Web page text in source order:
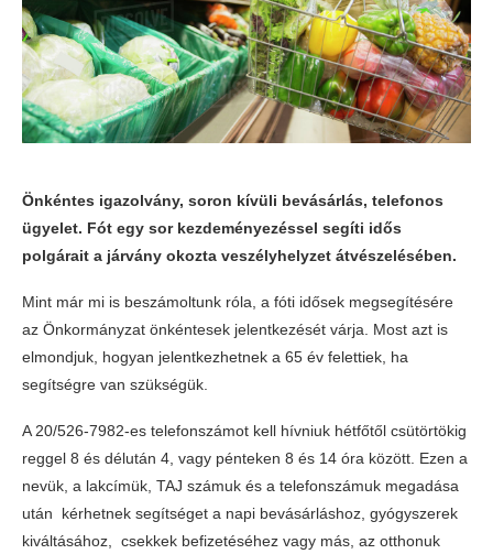
Önkéntes igazolvány, soron kívüli bevásárlás, telefonos
ügyelet. Fót egy sor kezdeményezéssel segíti idős
polgárait a járvány okozta veszélyhelyzet átvészelésében.
Mint már mi is beszámoltunk róla, a fóti idősek megsegítésére
az Önkormányzat önkéntesek jelentkezését várja. Most azt is
elmondjuk, hogyan jelentkezhetnek a 65 év felettiek, ha
segítségre van szükségük.
A 20/526-7982-es telefonszámot kell hívniuk hétfőtől csütörtökig
reggel 8 és délután 4, vagy pénteken 8 és 14 óra között. Ezen a
nevük, a lakcímük, TAJ számuk és a telefonszámuk megadása
után kérhetnek segítséget a napi bevásárláshoz, gyógyszerek
kiváltásához, csekkek befizetéséhez vagy más, az otthonuk